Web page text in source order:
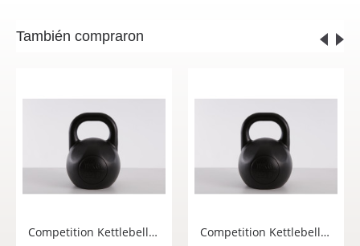
También compraron
Competition Kettlebell 20 Kg
Competition Kettlebell 16 Kg